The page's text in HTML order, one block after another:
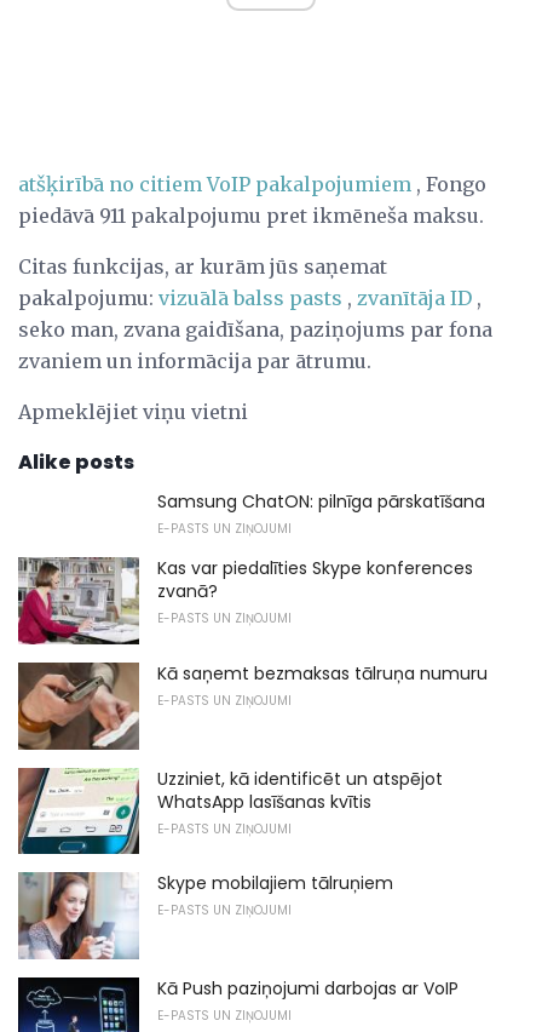
atšķirībā no citiem VoIP pakalpojumiem , Fongo
piedāvā 911 pakalpojumu pret ikmēneša maksu.
Citas funkcijas, ar kurām jūs saņemat
pakalpojumu: vizuālā balss pasts , zvanītāja ID ,
seko man, zvana gaidīšana, paziņojums par fona
zvaniem un informācija par ātrumu.
Apmeklējiet viņu vietni
Alike posts
Samsung ChatON: pilnīga pārskatīšana
E-PASTS UN ZIŅOJUMI
Kas var piedalīties Skype konferences
zvanā?
E-PASTS UN ZIŅOJUMI
Kā saņemt bezmaksas tālruņa numuru
E-PASTS UN ZIŅOJUMI
Uzziniet, kā identificēt un atspējot
WhatsApp lasīšanas kvītis
E-PASTS UN ZIŅOJUMI
Skype mobilajiem tālruņiem
E-PASTS UN ZIŅOJUMI
Kā Push paziņojumi darbojas ar VoIP
E-PASTS UN ZIŅOJUMI